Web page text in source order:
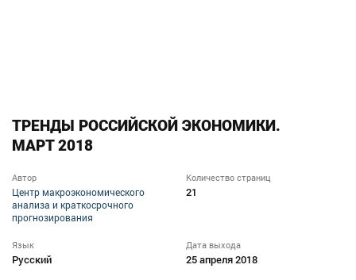
ТРЕНДЫ РОССИЙСКОЙ ЭКОНОМИКИ.
МАРТ 2018
Автор
Центр макроэкономического
анализа и краткосрочного
прогнозирования
Количество страниц
21
Язык
Русский
Дата выхода
25 апреля 2018